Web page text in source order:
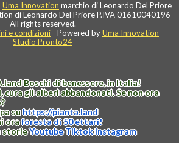
Uma Innovation marchio di Leonardo Del Priore
di Leonardo Del Priore P.IVA 01610040196
All rights reserved.
e condizioni - Powered byUma Innovation -
Studio Pronto24
.landBoschi di benessere, in Italia!
cura gli alberi abbandonati. Se non ora
suhttps://pianta.land
oraforesta di 50 ettari!
storieYoutubeTiktokInstagram